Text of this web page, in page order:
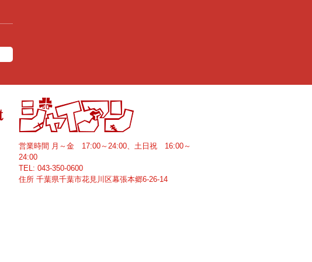
営業時間 月～金 17:00～24:00、土日祝 16:00～
24:00
TEL: 043-350-0600
住所 千葉県千葉市花見川区幕張本郷6-26-14